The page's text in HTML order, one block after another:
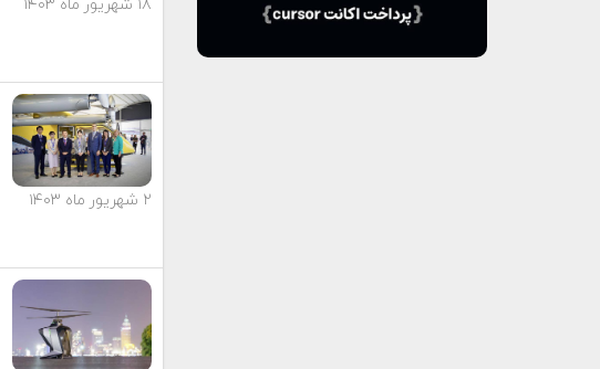
۱۸ شهریور ماه ۱۴۰۳
۲ شهریور ماه ۱۴۰۳